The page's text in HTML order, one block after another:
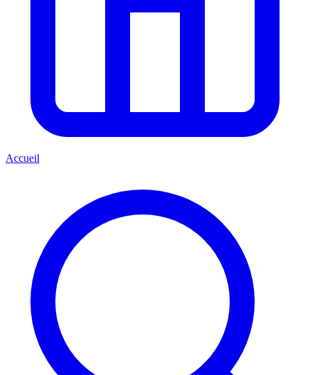
Accueil